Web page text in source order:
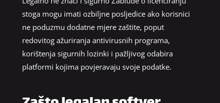
stoga mogu imati ozbiljne posljedice ako korisnici
ne poduzmu dodatne mjere zaštite, poput
redovitog ažuriranja antivirusnih programa,
korištenja sigurnih lozinki i pažljivog odabira
platformi kojima povjeravaju svoje podatke.